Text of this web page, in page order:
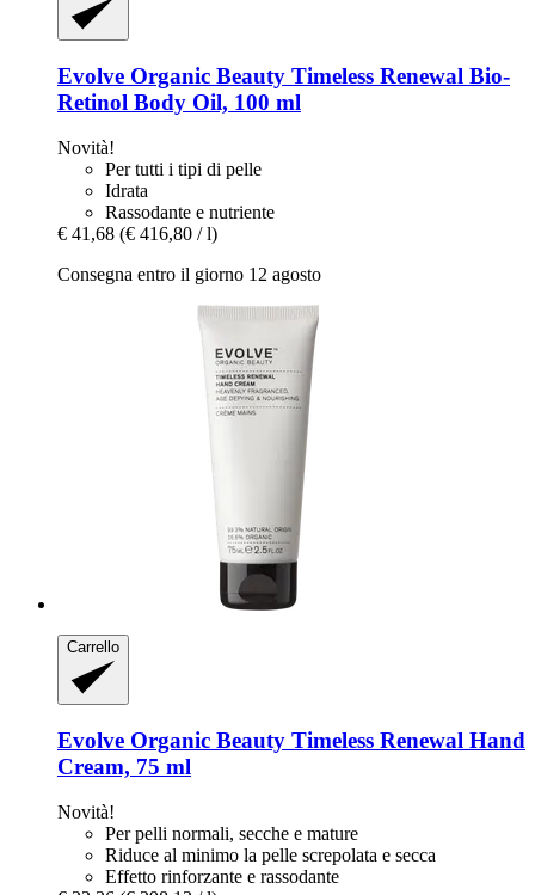
Evolve Organic Beauty Timeless Renewal Bio-​
Retinol Body Oil, 100 ml
Novità!
Per tutti i tipi di pelle
Idrata
Rassodante e nutriente
€ 41,68 (€ 416,80 / l)
Consegna entro il giorno 12 agosto
Carrello
Evolve Organic Beauty Timeless Renewal Hand
Cream, 75 ml
Novità!
Per pelli normali, secche e mature
Riduce al minimo la pelle screpolata e secca
Effetto rinforzante e rassodante